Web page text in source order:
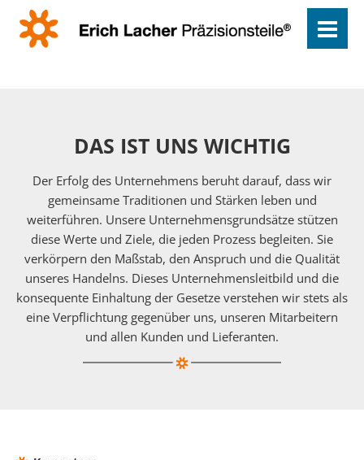
DAS IST UNS WICHTIG
Der Erfolg des Unternehmens beruht darauf, dass wir
gemeinsame Traditionen und Stärken leben und
weiterführen. Unsere Unternehmensgrundsätze stützen
diese Werte und Ziele, die jeden Prozess begleiten. Sie
verkörpern den Maßstab, den Anspruch und die Qualität
unseres Handelns. Dieses Unternehmensleitbild und die
konsequente Einhaltung der Gesetze verstehen wir stets als
eine Verpflichtung gegenüber uns, unseren Mitarbeitern
und allen Kunden und Lieferanten.